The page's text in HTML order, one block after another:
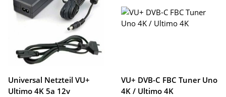
Universal Netzteil VU+
Ultimo 4K 5a 12v
VU+ DVB-C FBC Tuner Uno
4K / Ultimo 4K